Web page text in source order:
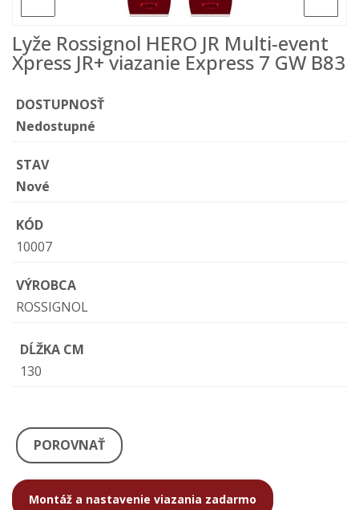
Lyže Rossignol HERO JR Multi-event
Xpress JR+ viazanie Express 7 GW B83
DOSTUPNOSŤ
Nedostupné
STAV
Nové
KÓD
10007
VÝROBCA
ROSSIGNOL
DĹŽKA CM
130
POROVNAŤ
Montáž a nastavenie viazania zadarmo